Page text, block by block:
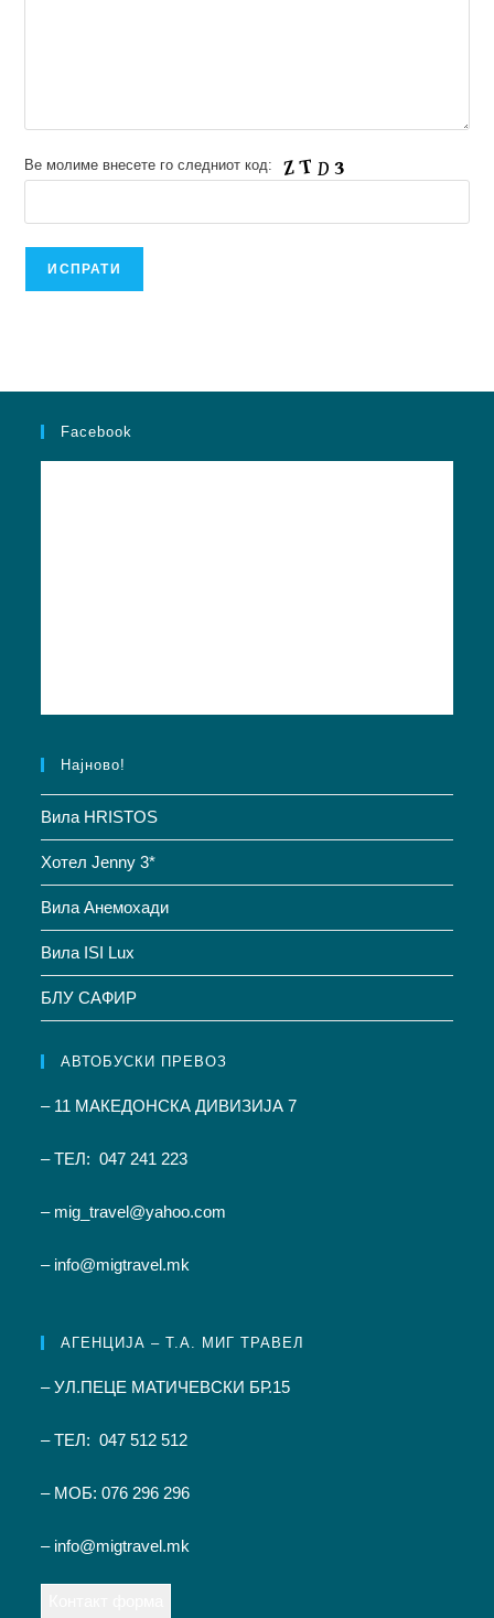
Ве молиме внесете го следниот код:
Facebook
Најново!
Вила HRISTOS
Хотел Jenny 3*
Вила Анемохади
Вила ISI Lux
БЛУ САФИР
АВТОБУСКИ ПРЕВОЗ
– 11 МАКЕДОНСКА ДИВИЗИЈА 7
– ТЕЛ: 047 241 223
– mig_travel@yahoo.com
– info@migtravel.mk
АГЕНЦИЈА – Т.А. МИГ ТРАВЕЛ
– УЛ.ПЕЦЕ МАТИЧЕВСКИ БР.15
– ТЕЛ: 047 512 512
– МОБ: 076 296 296
– info@migtravel.mk